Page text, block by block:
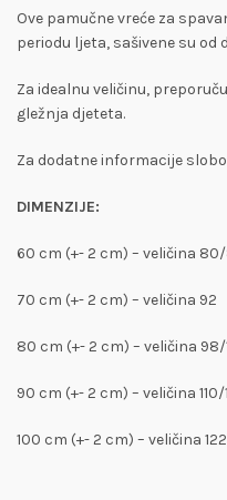
Ove pamučne vreće za
periodu ljeta, sašivene su
Za idealnu veličinu,
gležnja djeteta.
Za dodatne informacije
DIMENZIJE:
60 cm (+- 2 cm) – veličina
70 cm (+- 2 cm) – veličina 92
80 cm (+- 2 cm) – veličina 98/
90 cm (+- 2 cm) – veličina 110/
100 cm (+- 2 cm) – veličina